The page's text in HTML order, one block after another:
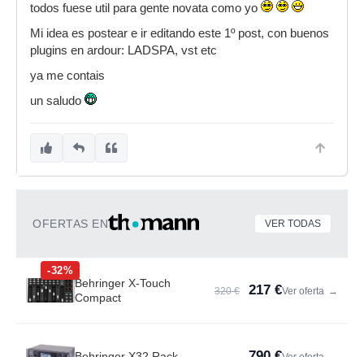
todos fuese util para gente novata como yo
Mi idea es postear e ir editando este 1º post, con buenos
plugins en ardour: LADSPA, vst etc
ya me contais
un saludo
OFERTAS EN VER TODAS
-32%
Behringer X-Touch
Compact
320 € 217 €Ver oferta →